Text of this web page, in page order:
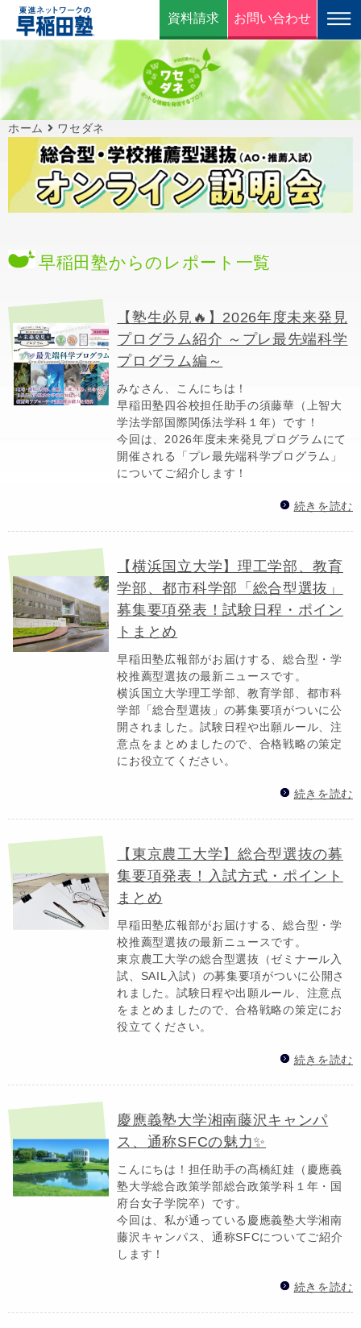
資料請求 お問い合わせ
ホーム ワセダネ
早稲田塾からのレポート一覧
【塾生必見🔥】2026年度未来発見
プログラム紹介 ～プレ最先端科学
プログラム編～
みなさん、こんにちは！
早稲田塾四谷校担任助手の須藤華（上智大
学法学部国際関係法学科１年）です！
今回は、2026年度未来発見プログラムにて
開催される「プレ最先端科学プログラム」
についてご紹介します！
続きを読む
【横浜国立大学】理工学部、教育
学部、都市科学部「総合型選抜」
募集要項発表！試験日程・ポイン
トまとめ
早稲田塾広報部がお届けする、総合型・学
校推薦型選抜の最新ニュースです。
横浜国立大学理工学部、教育学部、都市科
学部「総合型選抜」の募集要項がついに公
開されました。試験日程や出願ルール、注
意点をまとめましたので、合格戦略の策定
にお役立てください。
続きを読む
【東京農工大学】総合型選抜の募
集要項発表！入試方式・ポイント
まとめ
早稲田塾広報部がお届けする、総合型・学
校推薦型選抜の最新ニュースです。
東京農工大学の総合型選抜（ゼミナール入
試、SAIL入試）の募集要項がついに公開さ
れました。試験日程や出願ルール、注意点
をまとめましたので、合格戦略の策定にお
役立てください。
続きを読む
慶應義塾大学湘南藤沢キャンパ
ス、通称SFCの魅力✨
こんにちは！担任助手の髙橋紅娃（慶應義
塾大学総合政策学部総合政策学科１年・国
府台女子学院卒）です。
今回は、私が通っている慶應義塾大学湘南
藤沢キャンパス、通称SFCについてご紹介
します！
続きを読む